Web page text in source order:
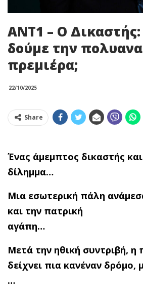
ΑΝΤ1 – Ο
δούμε την
πρεμιέρα;
22/10/2025
Share
Ένας άμεμπτος δικαστής
Μια εσωτερική πάλη
και την πατρική
Μετά την ηθική συντριβή, η
δείχνει πια κανέναν δρόμο,
…